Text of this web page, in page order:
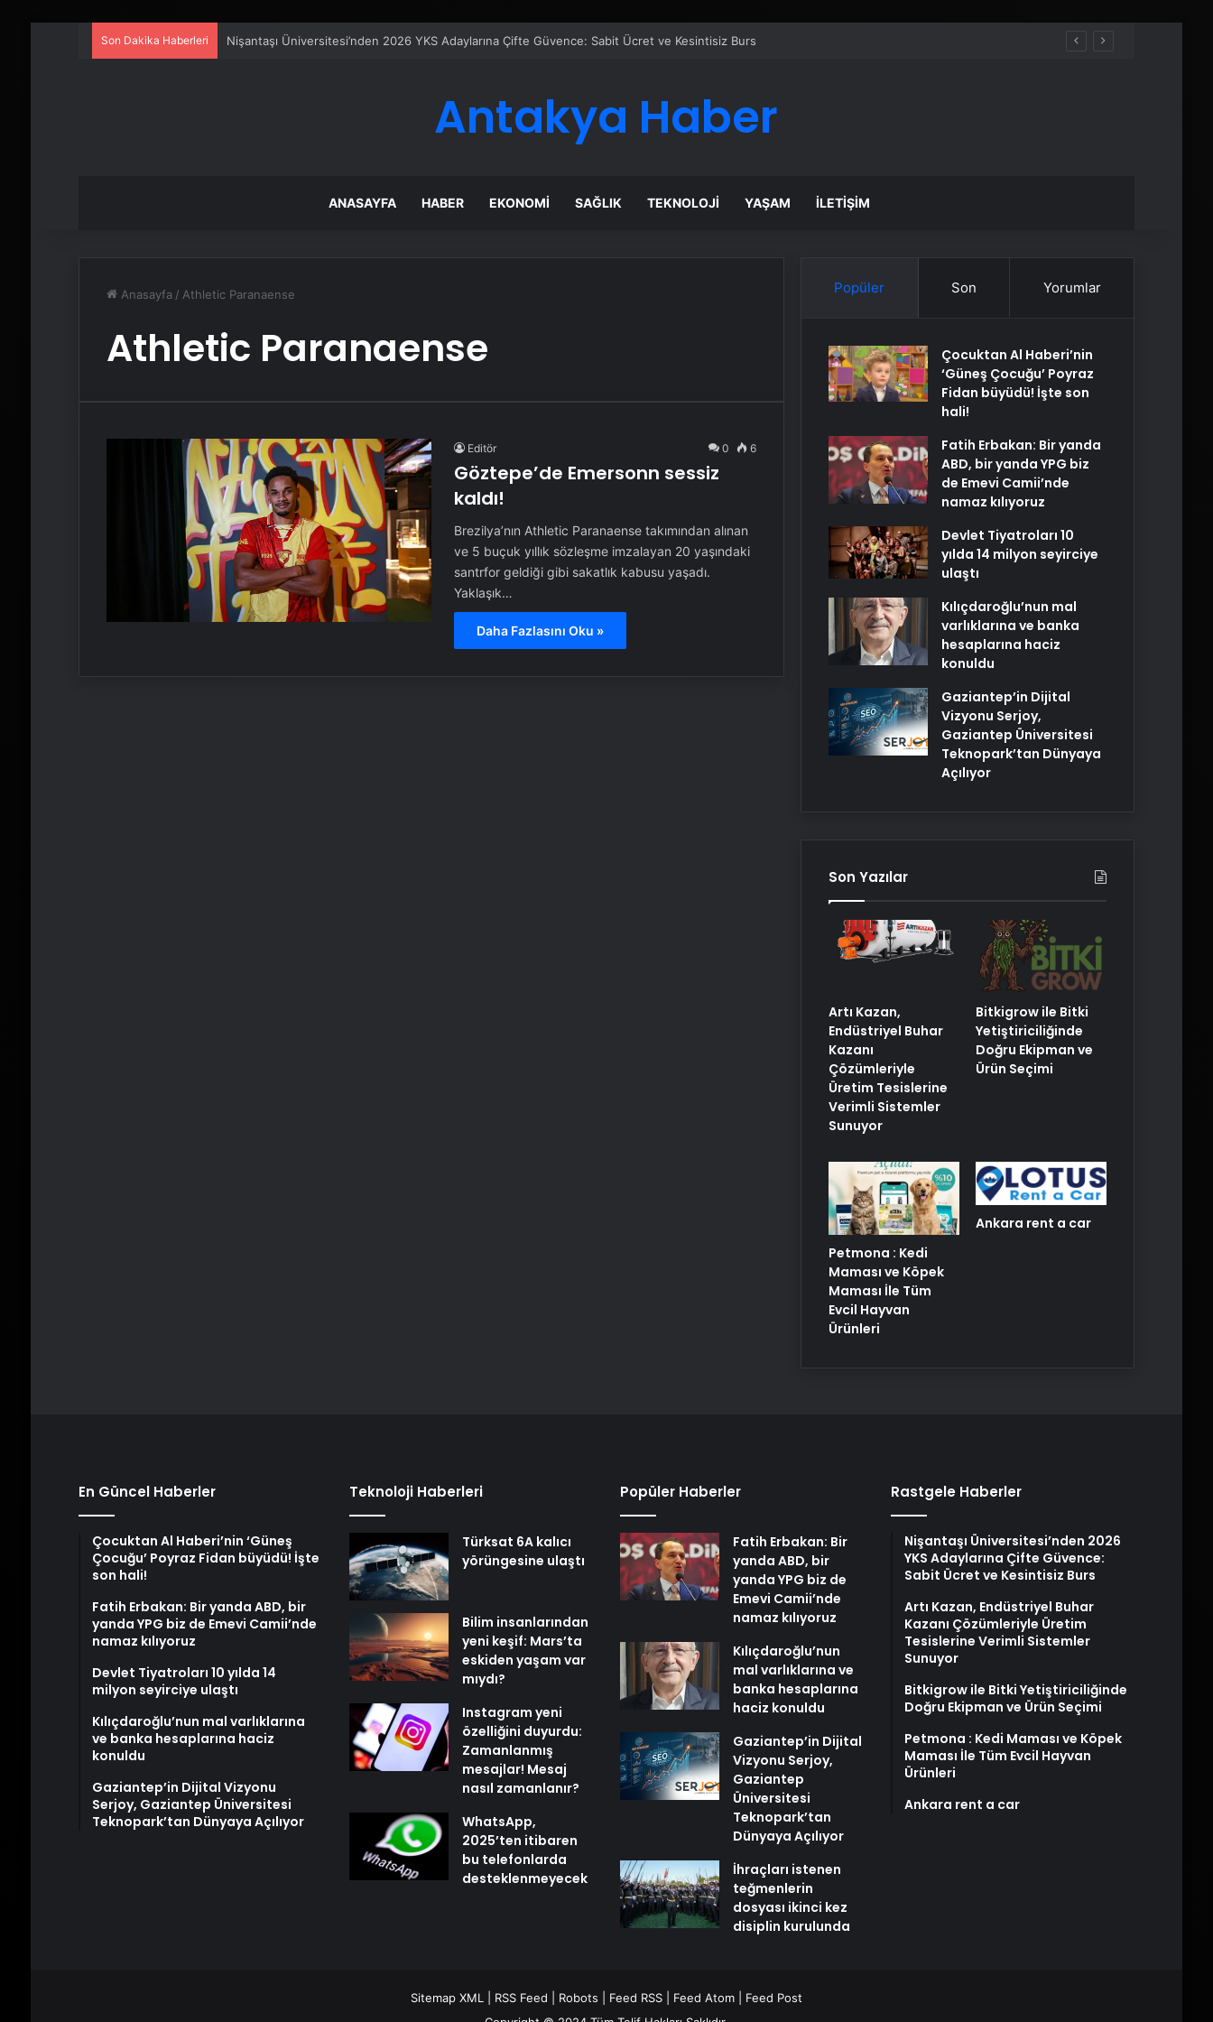
Son Dakika Haberleri Nişantaşı Üniversitesi’nden 2026 YKS Adaylarına Çifte Güvence: Sabit Ücret ve Kesintisiz Burs
Antakya Haber
ANASAYFA HABER EKONOMI SAĞLIK TEKNOLOJI YAŞAM İLETIŞIM
Anasayfa / Athletic Paranaense
Athletic Paranaense
Editör 0 6
Göztepe’de Emersonn sessiz
kaldı!
Brezilya’nın Athletic Paranaense takımından alınan
ve 5 buçuk yıllık sözleşme imzalayan 20 yaşındaki
santrfor geldiği gibi sakatlık kabusu yaşadı.
Yaklaşık…
Daha Fazlasını Oku »
Popüler Son Yorumlar
Çocuktan Al Haberi’nin
‘Güneş Çocuğu’ Poyraz
Fidan büyüdü! İşte son
hali!
Fatih Erbakan: Bir yanda
ABD, bir yanda YPG biz
de Emevi Camii’nde
namaz kılıyoruz
Devlet Tiyatroları 10
yılda 14 milyon seyirciye
ulaştı
Kılıçdaroğlu’nun mal
varlıklarına ve banka
hesaplarına haciz
konuldu
Gaziantep’in Dijital
Vizyonu Serjoy,
Gaziantep Üniversitesi
Teknopark’tan Dünyaya
Açılıyor
Son Yazılar
Artı Kazan,
Endüstriyel Buhar
Kazanı
Çözümleriyle
Üretim Tesislerine
Verimli Sistemler
Sunuyor
Bitkigrow ile Bitki
Yetiştiriciliğinde
Doğru Ekipman ve
Ürün Seçimi
Petmona : Kedi
Maması ve Köpek
Maması İle Tüm
Evcil Hayvan
Ürünleri
Ankara rent a car
En Güncel Haberler
Çocuktan Al Haberi’nin ‘Güneş
Çocuğu’ Poyraz Fidan büyüdü! İşte
son hali!
Fatih Erbakan: Bir yanda ABD, bir
yanda YPG biz de Emevi Camii’nde
namaz kılıyoruz
Devlet Tiyatroları 10 yılda 14
milyon seyirciye ulaştı
Kılıçdaroğlu’nun mal varlıklarına
ve banka hesaplarına haciz
konuldu
Gaziantep’in Dijital Vizyonu
Serjoy, Gaziantep Üniversitesi
Teknopark’tan Dünyaya Açılıyor
Teknoloji Haberleri
Türksat 6A kalıcı
yörüngesine ulaştı
Bilim insanlarından
yeni keşif: Mars’ta
eskiden yaşam var
mıydı?
Instagram yeni
özelliğini duyurdu:
Zamanlanmış
mesajlar! Mesaj
nasıl zamanlanır?
WhatsApp,
2025’ten itibaren
bu telefonlarda
desteklenmeyecek
Popüler Haberler
Fatih Erbakan: Bir
yanda ABD, bir
yanda YPG biz de
Emevi Camii’nde
namaz kılıyoruz
Kılıçdaroğlu’nun
mal varlıklarına ve
banka hesaplarına
haciz konuldu
Gaziantep’in Dijital
Vizyonu Serjoy,
Gaziantep
Üniversitesi
Teknopark’tan
Dünyaya Açılıyor
İhraçları istenen
teğmenlerin
dosyası ikinci kez
disiplin kurulunda
Rastgele Haberler
Nişantaşı Üniversitesi’nden 2026
YKS Adaylarına Çifte Güvence:
Sabit Ücret ve Kesintisiz Burs
Artı Kazan, Endüstriyel Buhar
Kazanı Çözümleriyle Üretim
Tesislerine Verimli Sistemler
Sunuyor
Bitkigrow ile Bitki Yetiştiriciliğinde
Doğru Ekipman ve Ürün Seçimi
Petmona : Kedi Maması ve Köpek
Maması İle Tüm Evcil Hayvan
Ürünleri
Ankara rent a car
Sitemap XML| RSS Feed Robots Feed RSS| Feed Atom| Feed Post